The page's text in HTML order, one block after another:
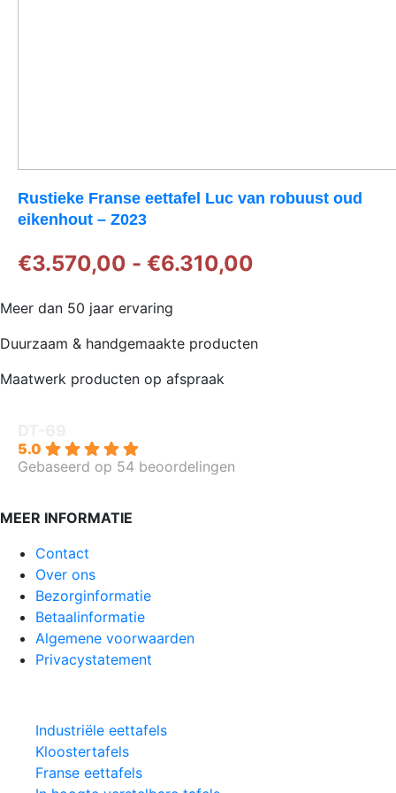
Rustieke Franse eettafel Luc van robuust oud
eikenhout – Z023
€3.570,00 - €6.310,00
Meer dan 50 jaar ervaring
Duurzaam & handgemaakte producten
Maatwerk producten op afspraak
5.0
Gebaseerd op 54 beoordelingen
MEER INFORMATIE
Contact
Over ons
Bezorginformatie
Betaalinformatie
Algemene voorwaarden
Privacystatement
Industriële eettafels
Kloostertafels
Franse eettafels